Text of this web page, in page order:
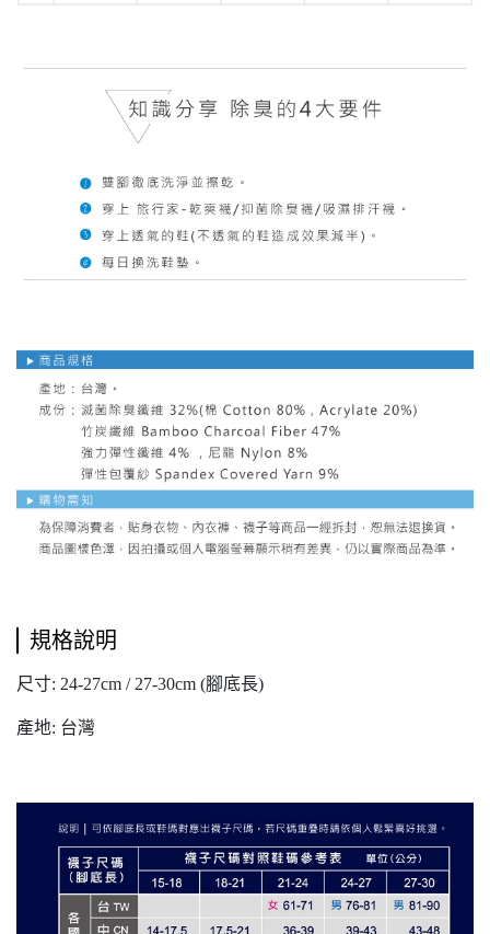
規格說明
尺寸: 24-27cm / 27-30cm (腳底長)
產地: 台灣